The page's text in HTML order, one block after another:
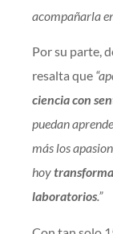
acompañarla
Por su parte,
resalta que
ciencia con
puedan
más los
hoy
laboratorios.”